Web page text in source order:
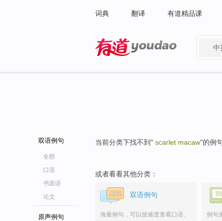
词典 翻译 有道精品课
中
双语例句
全部
口语
书面语
论文
原声例句
当前分类下找不到" scarlet macaw"的例句
或者看看其他分类：
双语例句
海量例句，可以按难度查看口语、
例句